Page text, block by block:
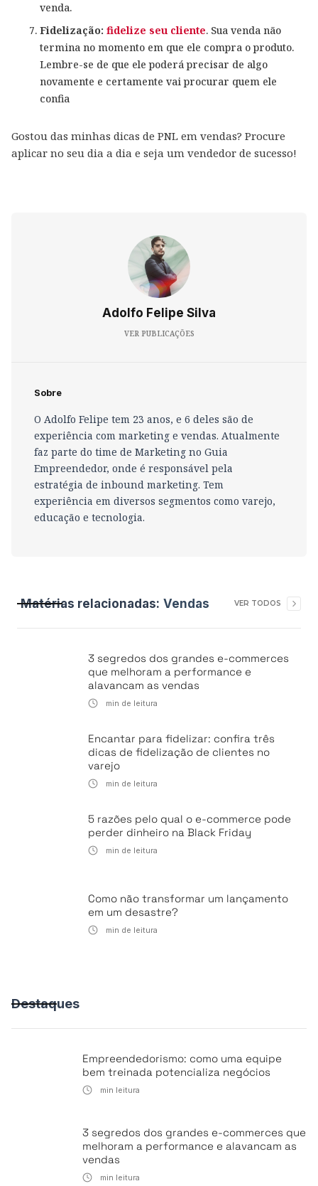
venda.
Fidelização: fidelize seu cliente. Sua venda não
termina no momento em que ele compra o produto.
Lembre-se de que ele poderá precisar de algo
novamente e certamente vai procurar quem ele
confia
Gostou das minhas dicas de PNL em vendas? Procure
aplicar no seu dia a dia e seja um vendedor de sucesso!
Adolfo Felipe Silva
VER PUBLICAÇÕES
Sobre
O Adolfo Felipe tem 23 anos, e 6 deles são de
experiência com marketing e vendas. Atualmente
faz parte do time de Marketing no Guia
Empreendedor, onde é responsável pela
estratégia de inbound marketing. Tem
experiência em diversos segmentos como varejo,
educação e tecnologia.
Matérias relacionadas: Vendas VER TODOS
3 segredos dos grandes e-commerces
que melhoram a performance e
alavancam as vendas
min de leitura
Encantar para fidelizar: confira três
dicas de fidelização de clientes no
varejo
min de leitura
5 razões pelo qual o e-commerce pode
perder dinheiro na Black Friday
min de leitura
Como não transformar um lançamento
em um desastre?
min de leitura
Destaques
Empreendedorismo: como uma equipe
bem treinada potencializa negócios
min leitura
3 segredos dos grandes e-commerces que
melhoram a performance e alavancam as
vendas
min leitura